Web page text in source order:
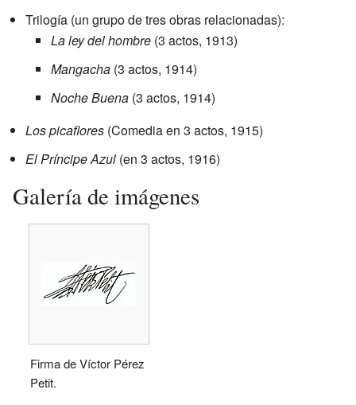
Trilogía (un grupo de tres obras relacionadas):
La ley del hombre (3 actos, 1913)
Mangacha (3 actos, 1914)
Noche Buena (3 actos, 1914)
Los picaflores (Comedia en 3 actos, 1915)
El Príncipe Azul (en 3 actos, 1916)
Galería de imágenes
Firma de Víctor Pérez
Petit.